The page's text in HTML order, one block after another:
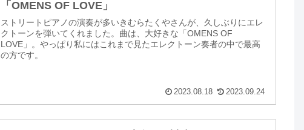
「OMENS OF LOVE」
ストリートピアノの演奏が多いきむらたくやさんが、久しぶりにエレ
クトーンを弾いてくれました。曲は、大好きな「OMENS OF
LOVE」。やっぱり私にはこれまで見たエレクトーン奏者の中で最高
の方です。
2023.08.18 2023.09.24